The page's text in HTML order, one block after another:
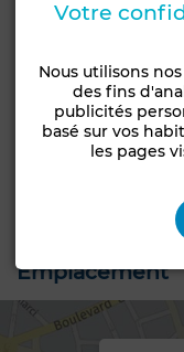
Type de bien
Emplacement
Votre
Nous utilisons
des fins
publicités
basé sur vos
les pages